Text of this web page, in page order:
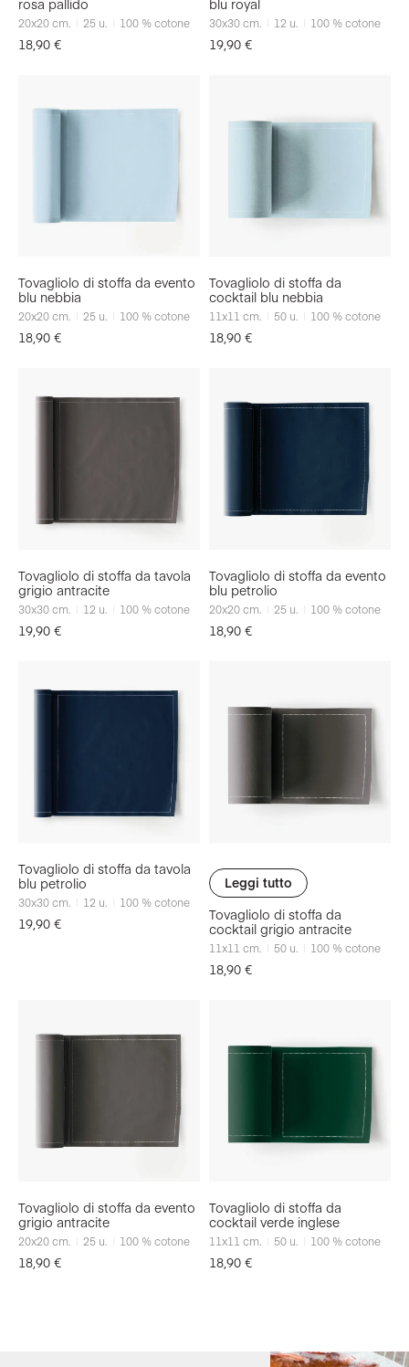
20x20cm. 25 u. 100 % cotone
18,90 €
30x30cm. 12 u. 100 % cotone
19,90 €
Tovagliolo di stoffa da evento
blu nebbia
20x20cm. 25 u. 100 % cotone
18,90 €
Tovagliolo di stoffa da
cocktail blu nebbia
11x11 cm. 50 u. 100 % cotone
18,90 €
Tovagliolo di stoffa da tavola
grigio antracite
30x30cm. 12 u. 100 % cotone
19,90 €
Tovagliolo di stoffa da evento
blu petrolio
20x20cm. 25 u. 100 % cotone
18,90 €
Tovagliolo di stoffa da tavola
blu petrolio
30x30cm. 12 u. 100 % cotone
19,90 €
Leggi tutto
Tovagliolo di stoffa da
cocktail grigio antracite
11x11 cm. 50 u. 100 % cotone
18,90 €
Tovagliolo di stoffa da evento
grigio antracite
20x20cm. 25 u. 100 % cotone
18,90 €
Tovagliolo di stoffa da
cocktail verde inglese
11x11 cm. 50 u. 100 % cotone
18,90 €